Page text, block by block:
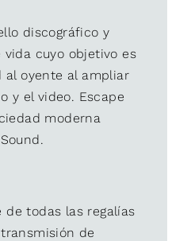
discográfico y
cuyo objetivo es
oyente al ampliar
y el video. Escape
moderna
de todas las regalías
de